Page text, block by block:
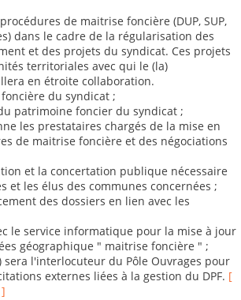
de maitrise foncière (DUP, SUP,
dans le cadre de la régularisation des
et des projets du syndicat. Ces projets
territoriales avec qui le (la)
en étroite collaboration.
du syndicat ;
patrimoine foncier du syndicat ;
les prestataires chargés de la mise en
de maitrise foncière et des négociations
et la concertation publique nécessaire
et les élus des communes concernées ;
des dossiers en lien avec les
le service informatique pour la mise à jour
géographique " maitrise foncière " ;
sera l'interlocuteur du Pôle Ouvrages pour
externes liées à la gestion du DPF. [